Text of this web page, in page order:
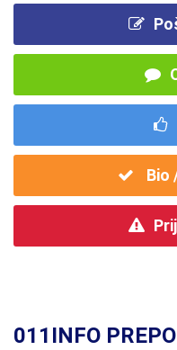
Bio
011INFO